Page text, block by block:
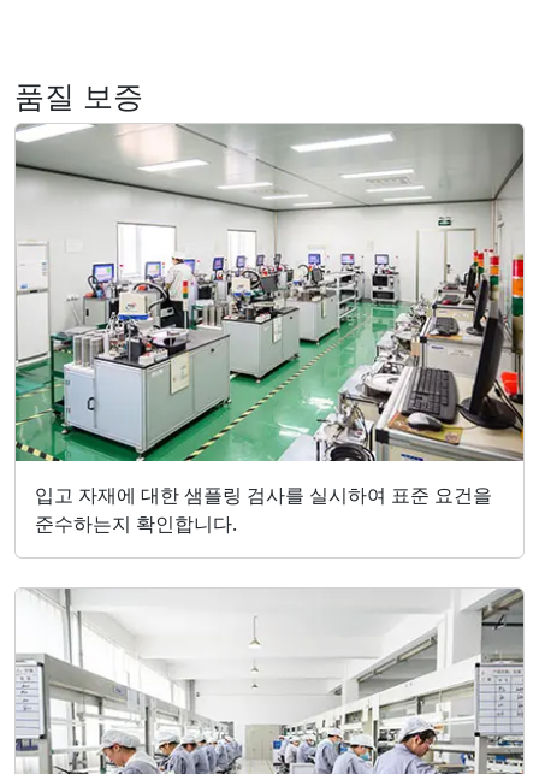
품질 보증
입고 자재에 대한 샘플링 검사를 실시하여 표준 요건을
준수하는지 확인합니다.